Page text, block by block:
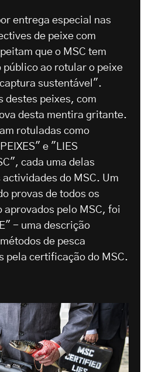
entrega especial nas
de peixe com
que o MSC tem
público ao rotular o peixe
sustentável".
destes peixes, com
desta mentira gritante.
rotuladas como
e "LIES
cada uma delas
do MSC. Um
provas de todos os
aprovados pelo MSC, foi
- uma descrição
de pesca
pela certificação do MSC.